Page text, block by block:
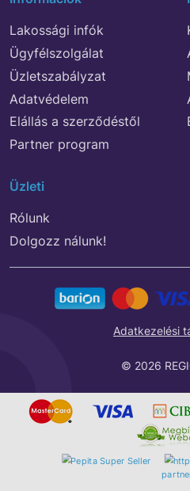
Lakossági infók
Ügyfélszolgálat
Üzletszabályzat
Adatvédelem
Elállás a szerződéstől
Partner program
Üzleti
Rólunk
Dolgozz nálunk!
© 2026
Adatkezelési